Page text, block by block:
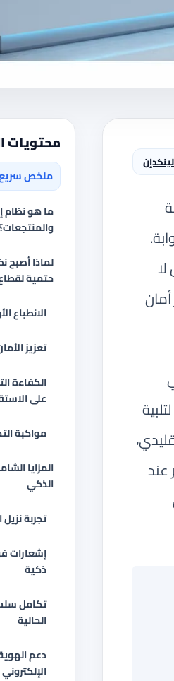
محتويات
ملخص
ما هو نظام
لماذا أصبح
حتمية
الانطباع
تعزيز
الكفاءة
على
مواكبة
المزايا
الذكي
تجربة
إشعارات
ذكية
تكامل
الحالية
دعم
الإلكتروني
لينكدإن
عند